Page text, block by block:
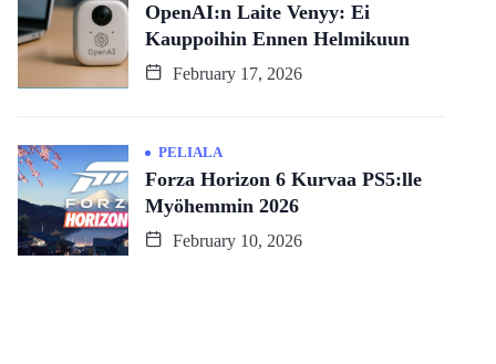
OpenAI:n Laite Venyy: Ei
Kauppoihin Ennen Helmikuun
February 17, 2026
PELIALA
Forza Horizon 6 Kurvaa PS5:lle
Myöhemmin 2026
February 10, 2026